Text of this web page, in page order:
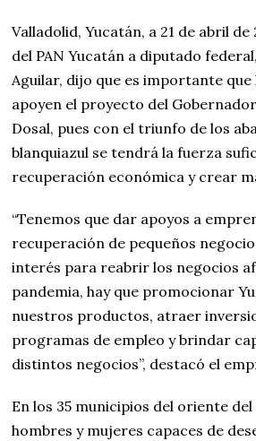
Valladolid, Yucatán, a 21 de abril
del PAN Yucatán a diputado
Aguilar, dijo que es importante que
apoyen el proyecto del
Dosal, pues con el triunfo de los
blanquiazul se tendrá la fuerza
recuperación económica y crear
“Tenemos que dar apoyos a
recuperación de pequeños
interés para reabrir los negocios
pandemia, hay que promocionar
nuestros productos, atraer
programas de empleo y brindar
distintos negocios”, destacó el
En los 35 municipios del oriente
hombres y mujeres capaces de